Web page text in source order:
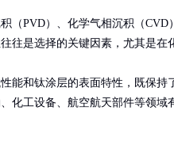
（PVD）、化学气相沉积（
往是选择的关键因素，尤其是在
能和钛涂层的表面特性，既保
化工设备、航空航天部件等领域